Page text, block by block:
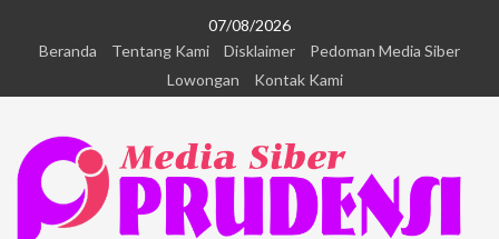
07/08/2026
Beranda
Tentang Kami Disklaimer
Pedoman Media Siber
Lowongan
Kontak Kami